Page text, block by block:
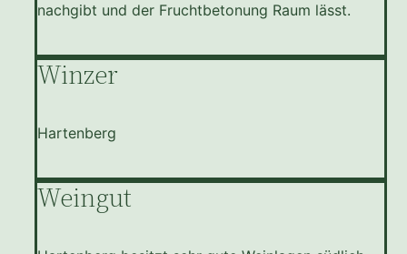
nachgibt und der Fruchtbetonung Raum lässt.
Winzer
Hartenberg
Weingut